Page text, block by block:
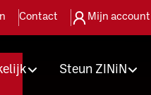
Contact Mijn account
Steun ZINiN